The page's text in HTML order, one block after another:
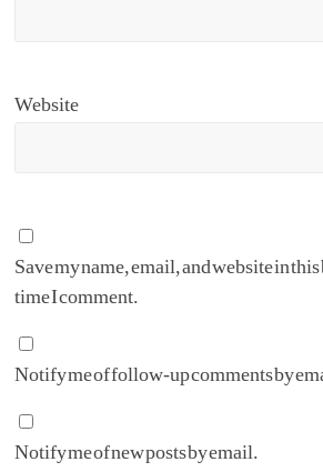
Website
Save my name, email, and website in
time I comment.
Notify me of follow-up comments by
Notify me of new posts by email.